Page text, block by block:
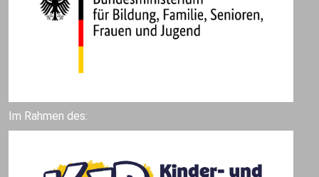
Im Rahmen des: